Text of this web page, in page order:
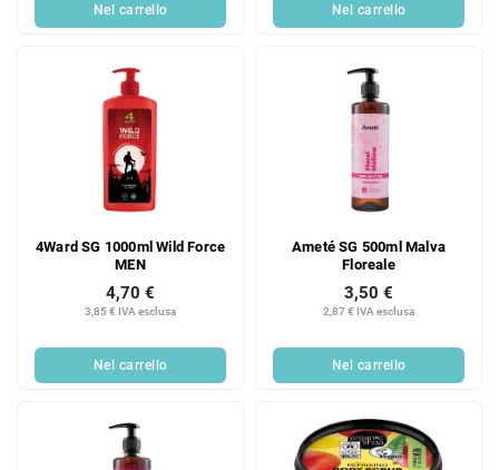
Nel carrello Nel carrello
4Ward SG 1000ml Wild Force
MEN
3,85 € IVA esclusa
4,70 €
Nel carrello
Ameté SG 500ml Malva
Floreale
2,87 € IVA esclusa
3,50 €
Nel carrello